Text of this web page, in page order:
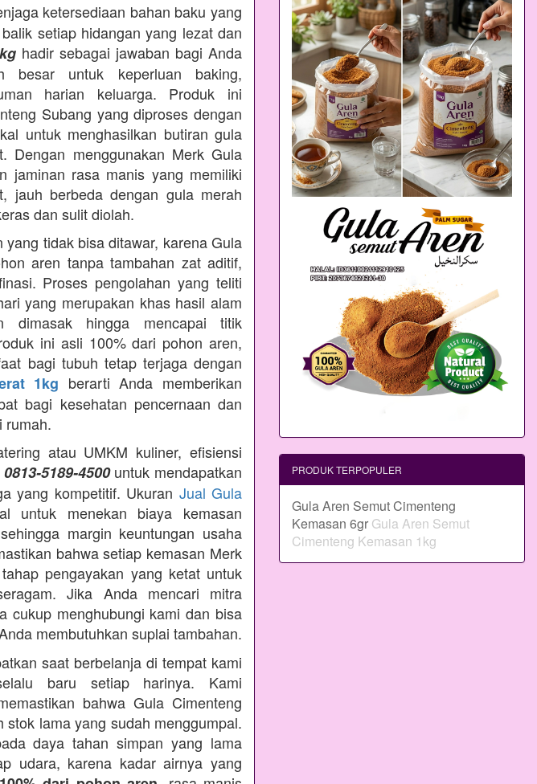
ketersediaan bahan baku yang
setiap hidangan yang lezat dan
hadir sebagai jawaban bagi Anda
besar untuk keperluan baking,
harian keluarga. Produk ini
Subang yang diproses dengan
untuk menghasilkan butiran gula
Dengan menggunakan Merk Gula
jaminan rasa manis yang memiliki
jauh berbeda dengan gula merah
dan sulit diolah.
tidak bisa ditawar, karena Gula
aren tanpa tambahan zat aditif,
Proses pengolahan yang teliti
yang merupakan khas hasil alam
dimasak hingga mencapai titik
ini asli 100% dari pohon aren,
bagi tubuh tetap terjaga dengan
1kg berarti Anda memberikan
bagi kesehatan pencernaan dan
rumah.
atau UMKM kuliner, efisiensi
0813-5189-4500untuk mendapatkan
yang kompetitif. Ukuran Jual Gula
untuk menekan biaya kemasan
margin keuntungan usaha
bahwa setiap kemasan Merk
pengayakan yang ketat untuk
Jika Anda mencari mitra
cukup menghubungi kami dan bisa
membutuhkan suplai tambahan.
saat berbelanja di tempat kami
baru setiap harinya. Kami
bahwa Gula Cimenteng
lama yang sudah menggumpal.
daya tahan simpan yang lama
udara, karena kadar airnya yang
PRODUK TERPOPULER
Gula Aren Semut Cimenteng
Kemasan 6gr Gula Aren Semut
Cimenteng Kemasan 1kg